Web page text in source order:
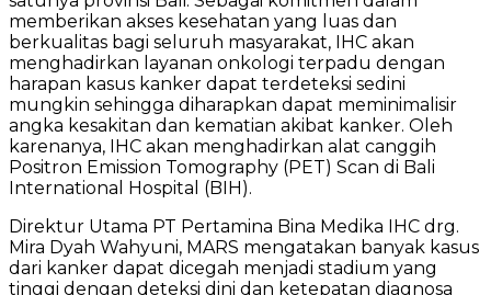
memberikan akses kesehatan yang luas dan
berkualitas bagi seluruh masyarakat, IHC akan
menghadirkan layanan onkologi terpadu dengan
harapan kasus kanker dapat terdeteksi sedini
mungkin sehingga diharapkan dapat meminimalisir
angka kesakitan dan kematian akibat kanker. Oleh
karenanya, IHC akan menghadirkan alat canggih
Positron Emission Tomography (PET) Scan di Bali
International Hospital (BIH).
Direktur Utama PT Pertamina Bina Medika IHC drg.
Mira Dyah Wahyuni, MARS mengatakan banyak kasus
dari kanker dapat dicegah menjadi stadium yang
tinggi dengan deteksi dini dan ketepatan diagnosa